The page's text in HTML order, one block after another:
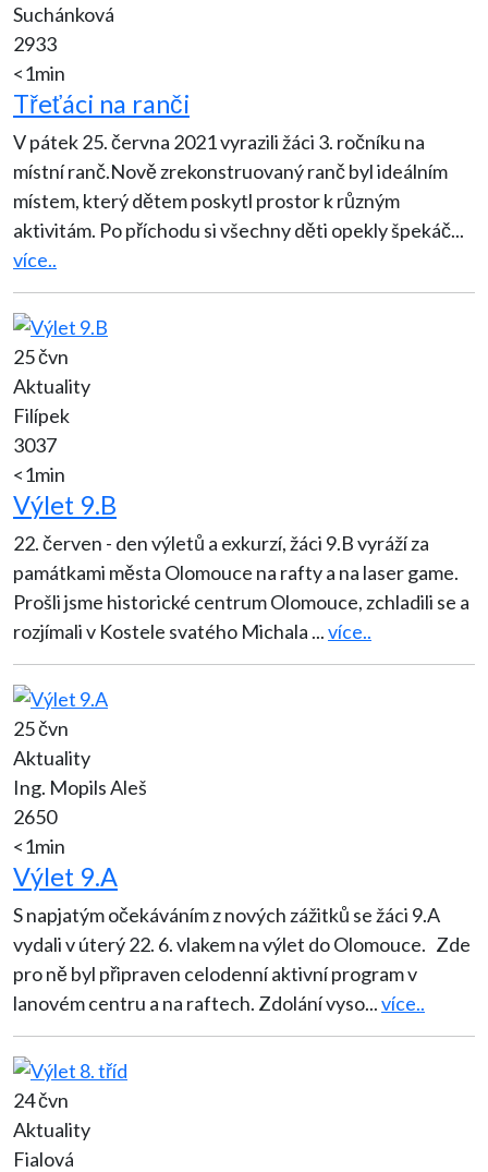
Suchánková
2933
<1min
Třeťáci na ranči
V pátek 25. června 2021 vyrazili žáci 3. ročníku na
místní ranč.Nově zrekonstruovaný ranč byl ideálním
místem, který dětem poskytl prostor k různým
aktivitám. Po příchodu si všechny děti opekly špekáč...
více..
25 čvn
Aktuality
Filípek
3037
<1min
Výlet 9.B
22. červen - den výletů a exkurzí, žáci 9.B vyráží za
památkami města Olomouce na rafty a na laser game.
Prošli jsme historické centrum Olomouce, zchladili se a
rozjímali v Kostele svatého Michala ...více..
25 čvn
Aktuality
Ing. Mopils Aleš
2650
<1min
Výlet 9.A
S napjatým očekáváním z nových zážitků se žáci 9.A
vydali v úterý 22. 6. vlakem na výlet do Olomouce. Zde
pro ně byl připraven celodenní aktivní program v
lanovém centru a na raftech. Zdolání vyso...více..
24 čvn
Aktuality
Fialová